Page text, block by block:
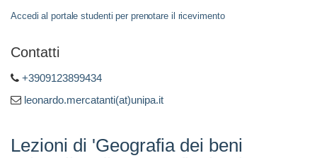
Accedi al portale studenti per prenotare il ricevimento
Contatti
+3909123899434
leonardo.mercatanti(at)unipa.it
Lezioni di 'Geografia dei beni